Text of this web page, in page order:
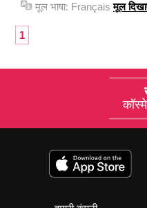
मूल भाषा: Français मूल
1